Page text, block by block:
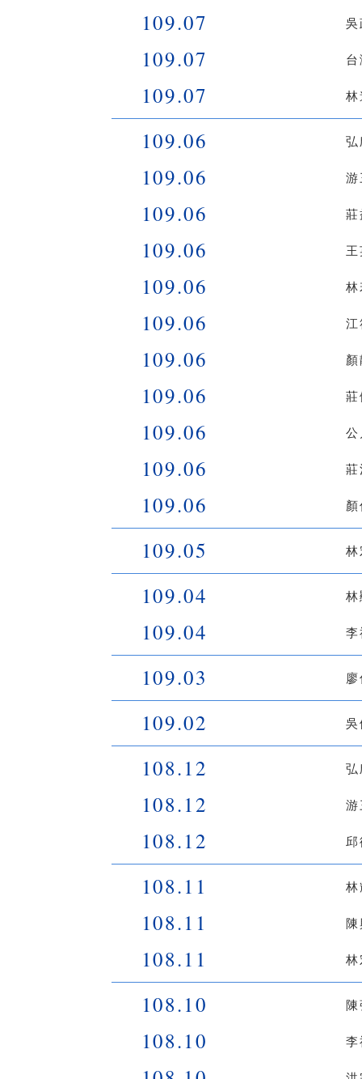
109.07
109.07
109.07
109.06
109.06
109.06
109.06
109.06
109.06
109.06
109.06
109.06
109.06
109.06
109.05
109.04
109.04
109.03
109.02
108.12
108.12
108.12
108.11
108.11
108.11
108.10
108.10